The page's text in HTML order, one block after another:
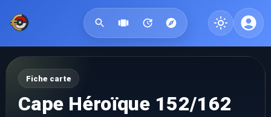
Fiche carte
Cape Héroïque 152/162